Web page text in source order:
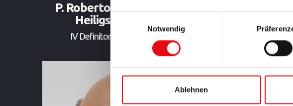
Notwendig
Ablehnen
P. Roberto Maria Pirastu (vom
Heiligsten Sakrament)
IV Definitor • Semiprovinz Österreich